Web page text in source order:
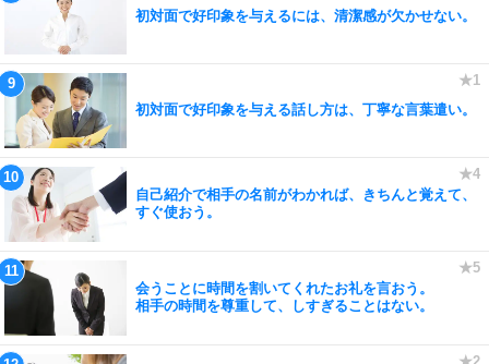
初対面で好印象を与えるには、清潔感が欠かせない。
初対面で好印象を与える話し方は、丁寧な言葉遣い。
自己紹介で相手の名前がわかれば、きちんと覚えて、
すぐ使おう。
会うことに時間を割いてくれたお礼を言おう。
相手の時間を尊重して、しすぎることはない。